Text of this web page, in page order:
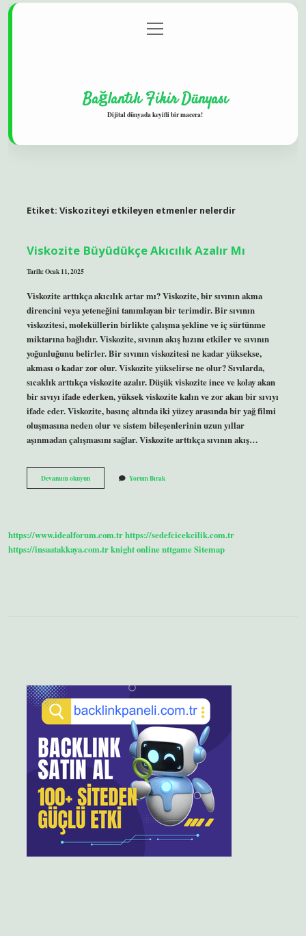
Gizlilik Politikası
menüyü
aç
Bağlantılı Fikir Dünyası
Dijital dünyada keyifli bir macera!
Etiket: Viskoziteyi etkileyen etmenler nelerdir
Viskozite Büyüdükçe Akıcılık Azalır Mı
Tarih: Ocak 11, 2025
Viskozite arttıkça akıcılık artar mı? Viskozite, bir sıvının akma
direncini veya yeteneğini tanımlayan bir terimdir. Bir sıvının
viskozitesi, moleküllerin birlikte çalışma şekline ve iç sürtünme
miktarına bağlıdır. Viskozite, sıvının akış hızını etkiler ve sıvının
yoğunluğunu belirler. Bir sıvının viskozitesi ne kadar yüksekse,
akması o kadar zor olur. Viskozite yükselirse ne olur? Sıvılarda,
sıcaklık arttıkça viskozite azalır. Düşük viskozite ince ve kolay akan
bir sıvıyı ifade ederken, yüksek viskozite kalın ve zor akan bir sıvıyı
ifade eder. Viskozite, basınç altında iki yüzey arasında bir yağ filmi
oluşmasına neden olur ve sistem bileşenlerinin uzun yıllar
aşınmadan çalışmasını sağlar. Viskozite arttıkça sıvının akış…
Devamını okuyunViskozite
Büyüdükçe
Yorum Bırak
https://www.idealforum.com.trhttps://sedefcicekcilik.com.tr
https://insaatakkaya.com.trknight onlinenttgameSitemap